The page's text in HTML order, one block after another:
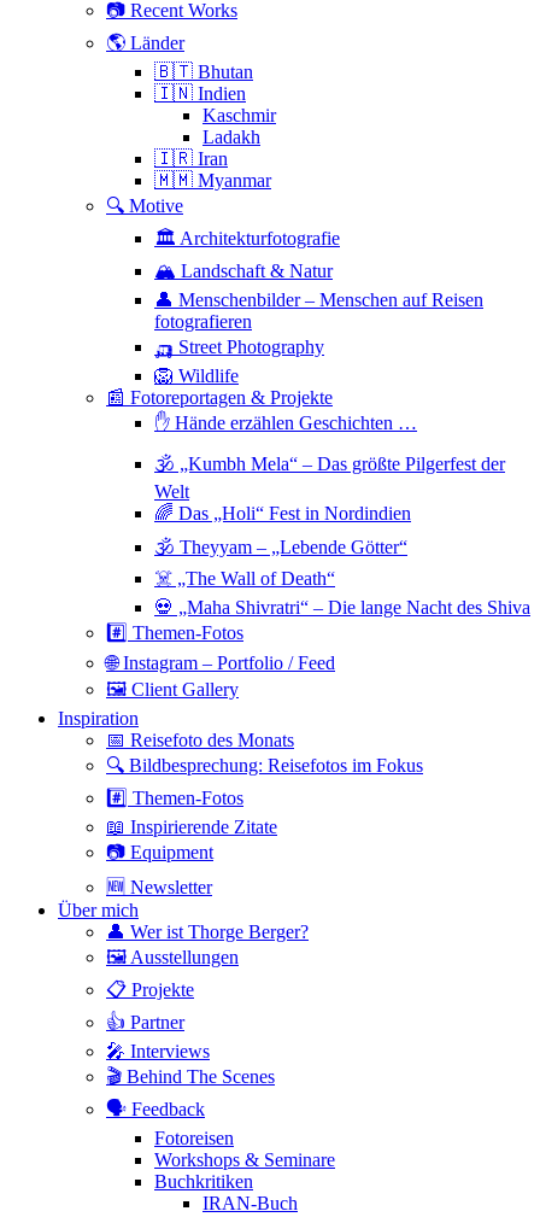
📷 Recent Works
🌎 Länder
🇧🇹 Bhutan
🇮🇳 Indien
Kaschmir
Ladakh
🇮🇷 Iran
🇲🇲 Myanmar
🔍 Motive
🏛 Architekturfotografie
🏔 Landschaft & Natur
👤 Menschenbilder – Menschen auf Reisen
fotografieren
🛺 Street Photography
🦁 Wildlife
📰 Fotoreportagen & Projekte
✋ Hände erzählen Geschichten …
🕉 „Kumbh Mela“ – Das größte Pilgerfest der
Welt
🌈 Das „Holi“ Fest in Nordindien
🕉 Theyyam – „Lebende Götter“
☠️ „The Wall of Death“
💀 „Maha Shivratri“ – Die lange Nacht des Shiva
#️⃣ Themen-Fotos
🌐 Instagram – Portfolio / Feed
🖼 Client Gallery
Inspiration
📅 Reisefoto des Monats
🔍 Bildbesprechung: Reisefotos im Fokus
#️⃣ Themen-Fotos
📖 Inspirierende Zitate
📷 Equipment
🆕 Newsletter
Über mich
👤 Wer ist Thorge Berger?
🖼 Ausstellungen
📋 Projekte
👍 Partner
🎤 Interviews
🎬 Behind The Scenes
🗣 Feedback
Fotoreisen
Workshops & Seminare
Buchkritiken
IRAN-Buch